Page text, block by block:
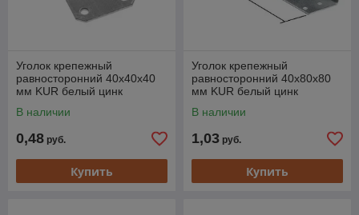
Уголок крепежный
равносторонний 40х40х40
мм KUR белый цинк
В наличии
0,48 руб.
Купить
Уголок крепежный
равносторонний 40х80х80
мм KUR белый цинк
В наличии
1,03 руб.
Купить